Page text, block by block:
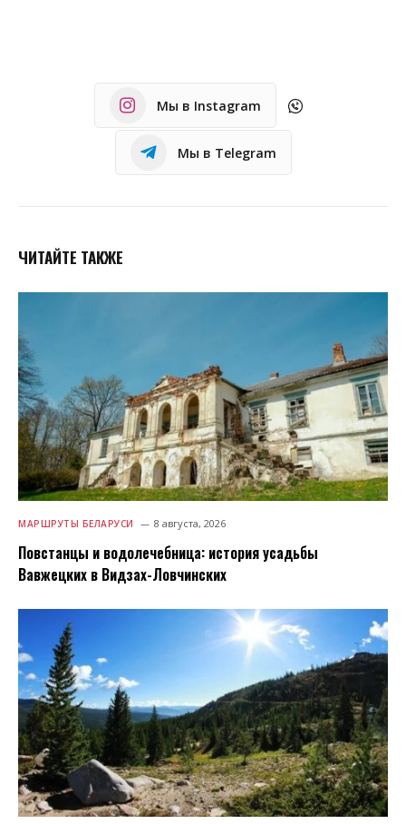
Мы в Instagram
Мы в Telegram
ЧИТАЙТЕ ТАКЖЕ
МАРШРУТЫ БЕЛАРУСИ 8 августа, 2026
Повстанцы и водолечебница: история усадьбы
Вавжецких в Видзах-Ловчинских